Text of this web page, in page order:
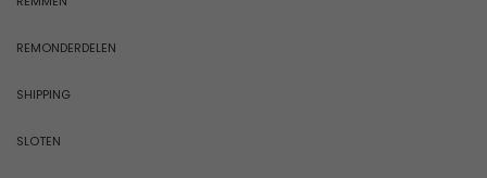
REMONDERDELEN
SHIPPING
SLOTEN